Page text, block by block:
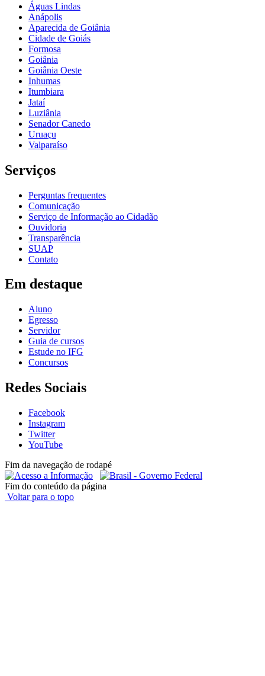
Águas Lindas
Anápolis
Aparecida de Goiânia
Cidade de Goiás
Formosa
Goiânia
Goiânia Oeste
Inhumas
Itumbiara
Jataí
Luziânia
Senador Canedo
Uruaçu
Valparaíso
Serviços
Perguntas frequentes
Comunicação
Serviço de Informação ao Cidadão
Ouvidoria
Transparência
SUAP
Contato
Em destaque
Aluno
Egresso
Servidor
Guia de cursos
Estude no IFG
Concursos
Redes Sociais
Facebook
Instagram
Twitter
YouTube
Fim da navegação de rodapé
Fim do conteúdo da página
Voltar para o topo